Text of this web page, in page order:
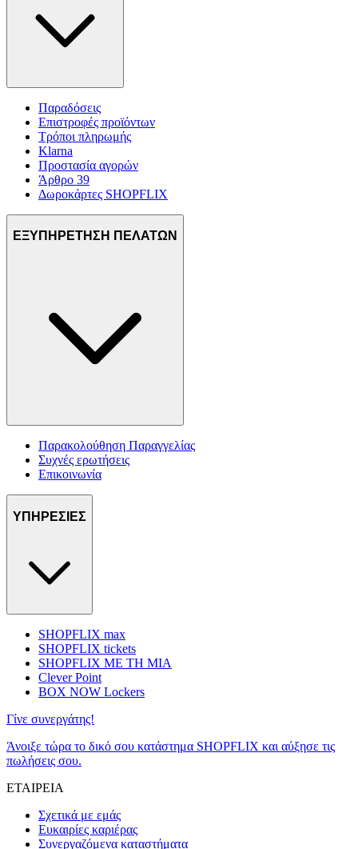
Παραδόσεις
Επιστροφές προϊόντων
Τρόποι πληρωμής
Klarna
Προστασία αγορών
Άρθρο 39
Δωροκάρτες SHOPFLIX
ΕΞΥΠΗΡΕΤΗΣΗ ΠΕΛΑΤΩΝ
Παρακολούθηση Παραγγελίας
Συχνές ερωτήσεις
Επικοινωνία
ΥΠΗΡΕΣΙΕΣ
SHOPFLIX max
SHOPFLIX tickets
SHOPFLIX ΜΕ ΤΗ ΜΙΑ
Clever Point
BOX NOW Lockers
Γίνε συνεργάτης!
Άνοιξε τώρα το δικό σου κατάστημα SHOPFLIX και αύξησε τις
πωλήσεις σου.
ΕΤΑΙΡΕΙΑ
Σχετικά με εμάς
Ευκαιρίες καριέρας
Συνεργαζόμενα καταστήματα